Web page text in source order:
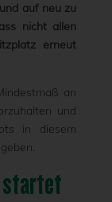
auf neu zu
nicht allen
erneut
an
und
in diesem
startet